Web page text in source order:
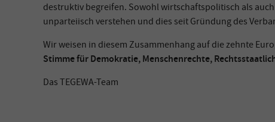
destruktiv begreifen. Sowohl wirtschaftspolitisch als
unparteiisch verstehen und dies seit Gründung des
Wir weisen in diesem Zusammenhang auf die zehnte
Stimme für Demokratie, Menschenrechte,
Das TEGEWA-Team